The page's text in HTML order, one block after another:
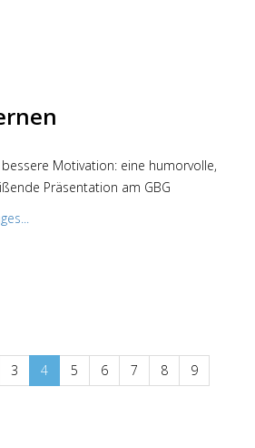
Motivation: eine humorvolle,
Präsentation am GBG
3 4 5 6 7 8 9